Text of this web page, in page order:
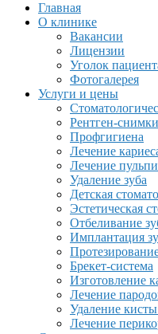
Главная
О клинике
Вакансии
Лицензии
Уголок
Фотогалерея
Услуги и цены
Рентген-снимки
Профгигиена
Лечение
Лечение
Удаление зуба
Детская
Эстетическая
Отбеливание
Имплантация
Брекет-система
Изготовление
Лечение
Удаление
Лечение